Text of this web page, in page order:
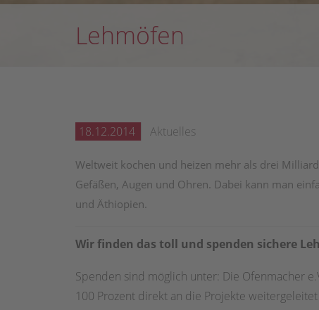
Lehmöfen
18.12.2014 Aktuelles
Weltweit kochen und heizen mehr als drei
Gefäßen, Augen und Ohren. Dabei kann man
und Äthiopien.
Wir finden das toll und spenden sichere
Spenden sind möglich unter: Die Ofenmacher
100 Prozent direkt an die Projekte